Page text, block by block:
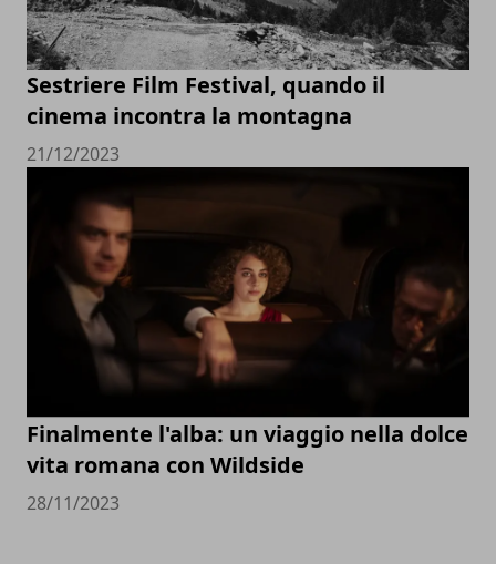
Sestriere Film Festival, quando il
cinema incontra la montagna
21/12/2023
Finalmente l'alba: un viaggio nella dolce
vita romana con Wildside
28/11/2023